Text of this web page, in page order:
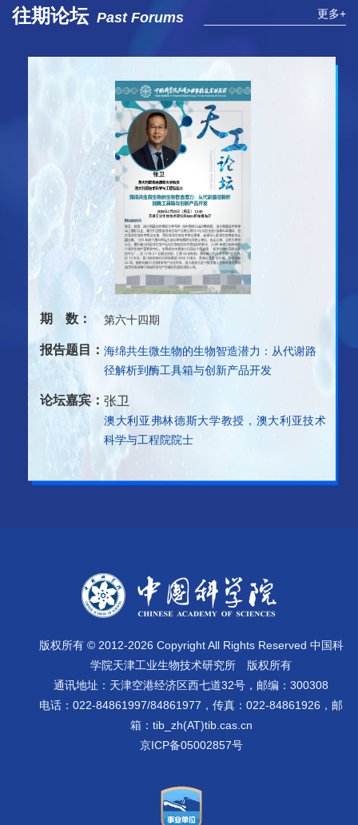
在合成生物学领域，以叶绿体为合成生物学反应器，在药用活
果。他还在植物和真核微藻中开发先进的生物技术和合成生物
力于探索真核生物基因组进化的分子机制，以及新物种形成过
程中的遗传和进化动态。
往期论坛 Past Forums 更多+
期 数： 第六十四期
报告题目： 海绵共生微生物的生物智造潜力：从代谢路
径解析到酶工具箱与创新产品开发
论坛嘉宾： 张卫
澳大利亚弗林德斯大学教授，澳大利亚技术
科学与工程院院士
版权所有 © 2012-2026 Copyright All Rights Reserved 中国科
学院天津工业生物技术研究所 版权所有
通讯地址：天津空港经济区西七道32号，邮编：300308
电话：022-84861997/84861977，传真：022-84861926，邮
箱：tib_zh(AT)tib.cas.cn
京ICP备05002857号